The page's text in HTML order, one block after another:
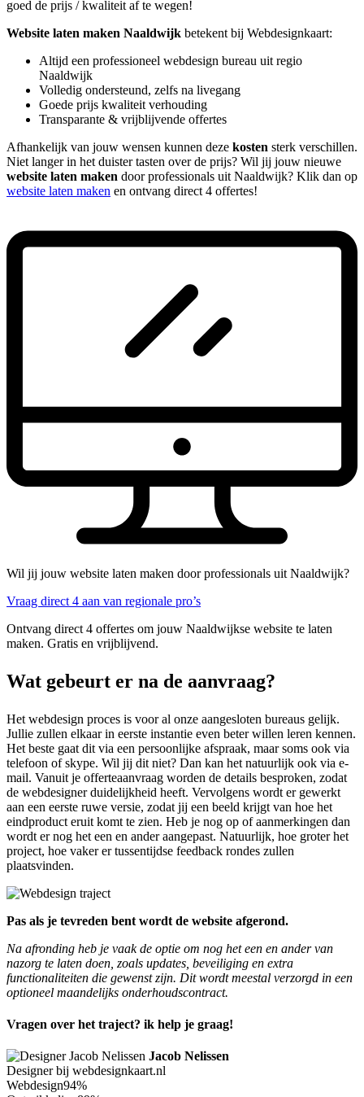
goed de prijs / kwaliteit af te wegen!
Website laten maken Naaldwijk betekent bij Webdesignkaart:
Altijd een professioneel webdesign bureau uit regio
Naaldwijk
Volledig ondersteund, zelfs na livegang
Goede prijs kwaliteit verhouding
Transparante & vrijblijvende offertes
Afhankelijk van jouw wensen kunnen deze kosten sterk verschillen.
Niet langer in het duister tasten over de prijs? Wil jij jouw nieuwe
website laten maken door professionals uit Naaldwijk? Klik dan op
website laten maken en ontvang direct 4 offertes!
Wil jij jouw website laten maken door professionals uit Naaldwijk?
Vraag direct 4 aan van regionale pro’s
Ontvang direct 4 offertes om jouw Naaldwijkse website te laten
maken. Gratis en vrijblijvend.
Wat gebeurt er na de aanvraag?
Het webdesign proces is voor al onze aangesloten bureaus gelijk.
Jullie zullen elkaar in eerste instantie even beter willen leren kennen.
Het beste gaat dit via een persoonlijke afspraak, maar soms ook via
telefoon of skype. Wil jij dit niet? Dan kan het natuurlijk ook via e-
mail. Vanuit je offerteaanvraag worden de details besproken, zodat
de webdesigner duidelijkheid heeft. Vervolgens wordt er gewerkt
aan een eerste ruwe versie, zodat jij een beeld krijgt van hoe het
eindproduct eruit komt te zien. Heb je nog op of aanmerkingen dan
wordt er nog het een en ander aangepast. Natuurlijk, hoe groter het
project, hoe vaker er tussentijdse feedback rondes zullen
plaatsvinden.
Pas als je tevreden bent wordt de website afgerond.
Na afronding heb je vaak de optie om nog het een en ander van
nazorg te laten doen, zoals updates, beveiliging en extra
functionaliteiten die gewenst zijn. Dit wordt meestal verzorgd in een
optioneel maandelijks onderhoudscontract.
Vragen over het traject? ik help je graag!
Jacob Nelissen
Designer bij webdesignkaart.nl
Webdesign94%